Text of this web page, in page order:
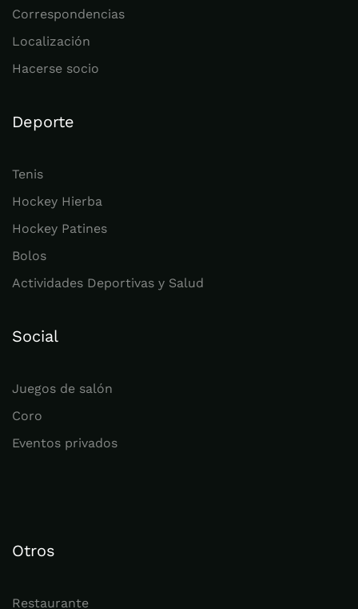
Correspondencias
Localización
Hacerse socio
Deporte
Tenis
Hockey Hierba
Hockey Patines
Bolos
Actividades Deportivas y Salud
Social
Juegos de salón
Coro
Eventos privados
Otros
Restaurante